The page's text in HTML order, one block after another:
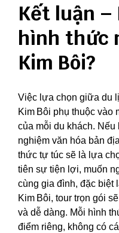
Kết luận –
hình thức
Kim Bôi?
Việc lựa chọn giữa du
Kim Bôi phụ thuộc vào
của mỗi du khách. Nếu
nghiệm văn hóa bản
thức tự túc sẽ là lựa
tiên sự tiện lợi, muốn
cùng gia đình, đặc biệt
Kim Bôi, tour trọn gói
và dễ dàng. Mỗi hình
điểm riêng, không có